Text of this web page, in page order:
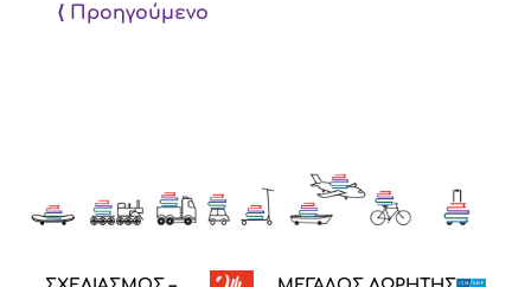
⟨ Προηγούμενο